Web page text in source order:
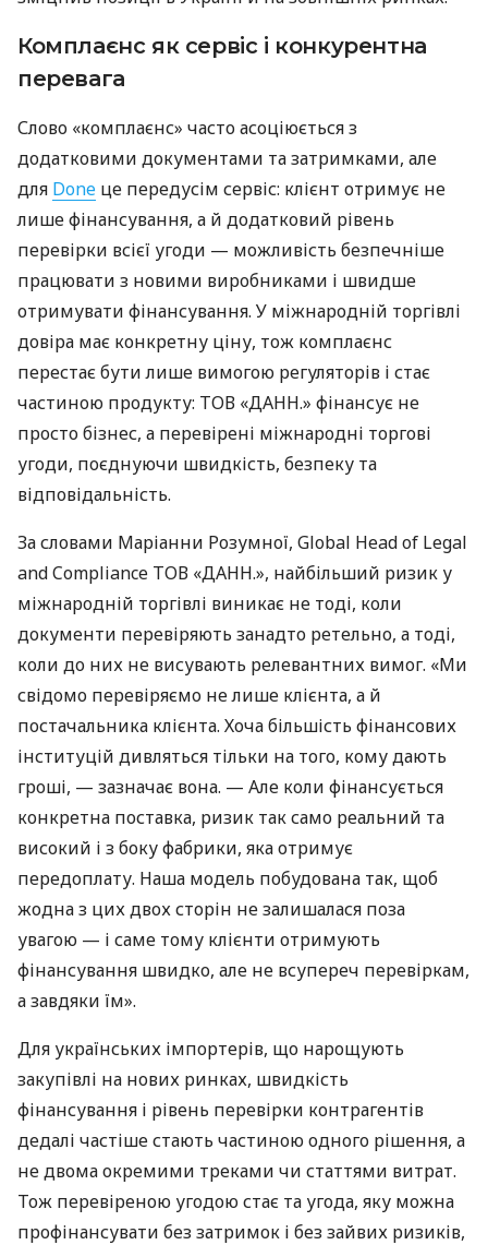
Комплаєнс як сервіс і конкурентна
перевага
Слово «комплаєнс» часто асоціюється з
додатковими документами та затримками, але
для Done це передусім сервіс: клієнт отримує не
лише фінансування, а й додатковий рівень
перевірки всієї угоди — можливість безпечніше
працювати з новими виробниками і швидше
отримувати фінансування. У міжнародній торгівлі
довіра має конкретну ціну, тож комплаєнс
перестає бути лише вимогою регуляторів і стає
частиною продукту: ТОВ «ДАНН.» фінансує не
просто бізнес, а перевірені міжнародні торгові
угоди, поєднуючи швидкість, безпеку та
відповідальність.
За словами Маріанни Розумної, Global Head of Legal
and Compliance ТОВ «ДАНН.», найбільший ризик у
міжнародній торгівлі виникає не тоді, коли
документи перевіряють занадто ретельно, а тоді,
коли до них не висувають релевантних вимог. «Ми
свідомо перевіряємо не лише клієнта, а й
постачальника клієнта. Хоча більшість фінансових
інституцій дивляться тільки на того, кому дають
гроші, — зазначає вона. — Але коли фінансується
конкретна поставка, ризик так само реальний та
високий і з боку фабрики, яка отримує
передоплату. Наша модель побудована так, щоб
жодна з цих двох сторін не залишалася поза
увагою — і саме тому клієнти отримують
фінансування швидко, але не всупереч перевіркам,
а завдяки їм».
Для українських імпортерів, що нарощують
закупівлі на нових ринках, швидкість
фінансування і рівень перевірки контрагентів
дедалі частіше стають частиною одного рішення, а
не двома окремими треками чи статтями витрат.
Тож перевіреною угодою стає та угода, яку можна
профінансувати без затримок і без зайвих ризиків,